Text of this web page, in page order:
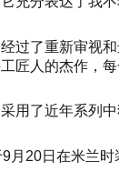
过了重新审视
匠人的杰作，
用了近年系列
月20日在米兰